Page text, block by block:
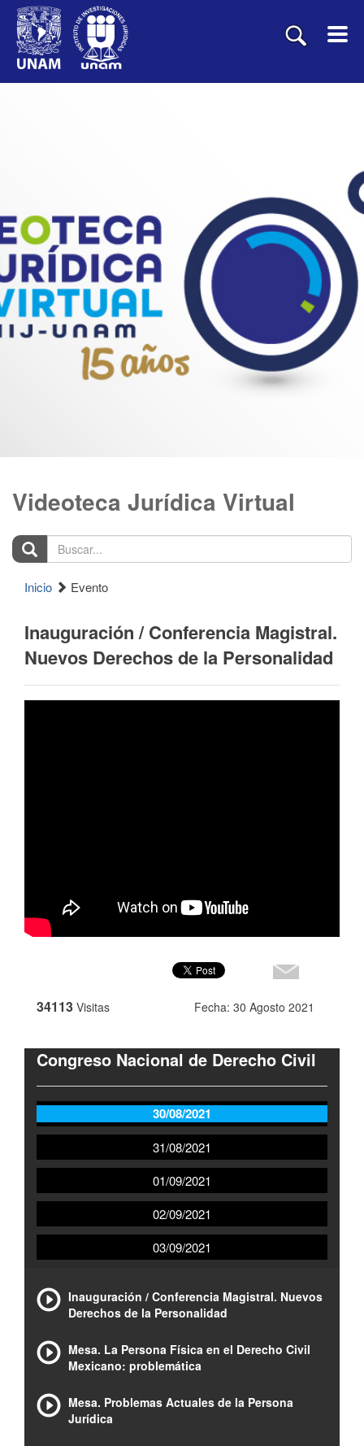
Videoteca Jurídica Virtual
Buscar...
Inicio Evento
Inauguración / Conferencia Magistral.
Nuevos Derechos de la Personalidad
34113 Visitas Fecha: 30 Agosto 2021
Congreso Nacional de Derecho Civil
30/08/2021
31/08/2021
01/09/2021
02/09/2021
03/09/2021
Inauguración / Conferencia Magistral. Nuevos
Derechos de la Personalidad
Mesa. La Persona Física en el Derecho Civil
Mexicano: problemática
Mesa. Problemas Actuales de la Persona
Jurídica